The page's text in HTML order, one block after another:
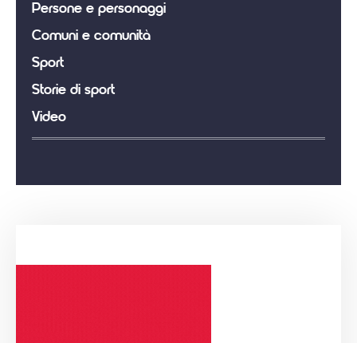
Persone e personaggi
Comuni e comunità
Sport
Storie di sport
Video